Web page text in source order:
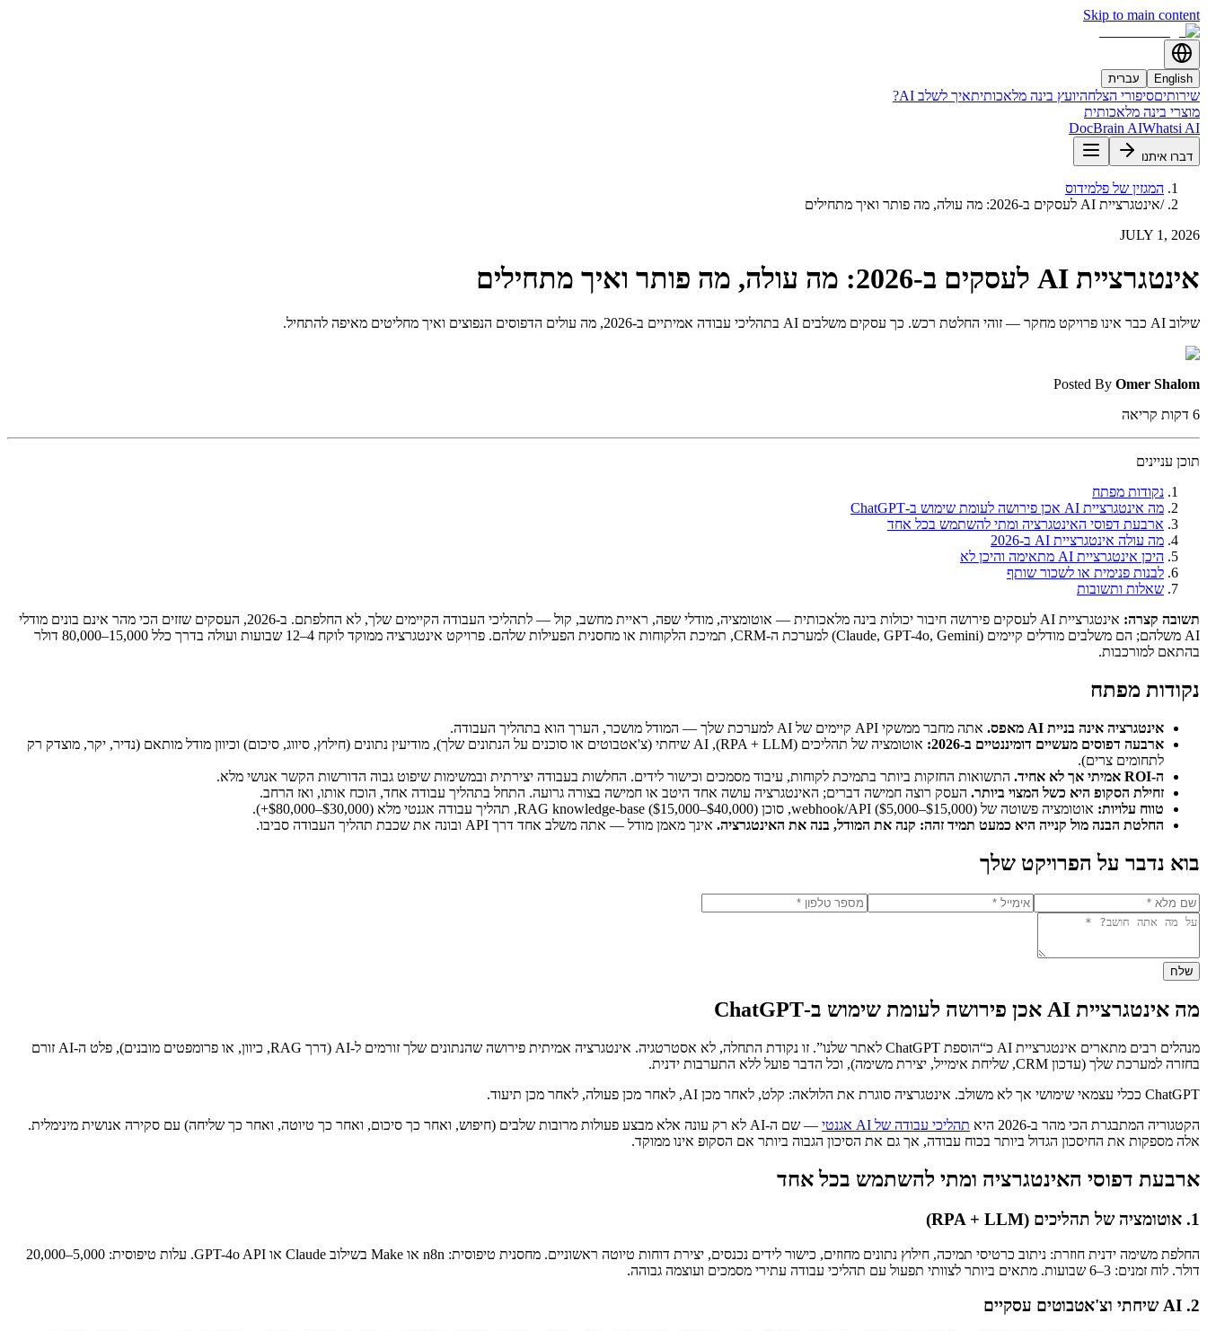
Skip to main content
English עברית
שירותיםסיפורי הצלחהיועץ בינה מלאכותיתאיך לשלב AI?
מוצרי בינה מלאכותית
DocBrain AIWhatsi AI
דברו איתנו
המגזין של פלמידוס
/אינטגרציית AI לעסקים ב-2026: מה עולה, מה פותר ואיך מתחילים
JULY 1, 2026
אינטגרציית AI לעסקים ב-2026: מה עולה, מה פותר ואיך מתחילים
שילוב AI כבר אינו פרויקט מחקר — זוהי החלטת רכש. כך עסקים משלבים AI בתהליכי עבודה אמיתיים ב-2026, מה עולים הדפוסים הנפוצים ואיך מחליטים מאיפה להתחיל.
Posted By Omer Shalom
6 דקות קריאה
תוכן עניינים
נקודות מפתח
מה אינטגרציית AI אכן פירושה לעומת שימוש ב-ChatGPT
ארבעת דפוסי האינטגרציה ומתי להשתמש בכל אחד
מה עולה אינטגרציית AI ב-2026
היכן אינטגרציית AI מתאימה והיכן לא
לבנות פנימית או לשכור שותף
שאלות ותשובות
תשובה קצרה:
אינטגרציית AI לעסקים פירושה חיבור יכולות בינה מלאכותית — אוטומציה, מודלי שפה, ראיית מחשב, קול — לתהליכי העבודה הקיימים שלך, לא החלפתם. ב-2026, העסקים שזזים הכי מהר אינם בונים מודלי
AI משלהם; הם משלבים מודלים קיימים (Claude, GPT-4o, Gemini) למערכת ה-CRM, תמיכת הלקוחות או מחסנית הפעילות שלהם. פרויקט אינטגרציה ממוקד לוקח 4–12 שבועות ועולה בדרך כלל 15,000–80,000 דולר
בהתאם למורכבות.
נקודות מפתח
אינטגרציה אינה בניית AI מאפס.
אתה מחבר ממשקי API קיימים של AI למערכת שלך — המודל מושכר, הערך הוא בתהליך העבודה.
ארבעה דפוסים מעשיים דומיננטיים ב-2026:
אוטומציה של תהליכים (RPA + LLM), AI שיחתי (צ'אטבוטים או סוכנים על הנתונים שלך), מודיעין נתונים (חילוץ, סיווג, סיכום) וכיוון מודל מותאם (נדיר, יקר, מוצדק רק
לתחומים צרים).
ה-ROI אמיתי אך לא אחיד.
התשואות החזקות ביותר בתמיכת לקוחות, עיבוד מסמכים וכישור לידים. החלשות בעבודה יצירתית ובמשימות שיפוט גבוה הדורשות הקשר אנושי מלא.
זחילת הסקופ היא כשל המצוי ביותר. העסק רוצה חמישה דברים; האינטגרציה עושה אחד היטב או חמישה בצורה גרועה. התחל בתהליך עבודה אחד, הוכח אותו, ואז הרחב.
טווח עלויות: אוטומציה פשוטה של webhook/API ($5,000–$15,000), סוכן RAG knowledge-base ($15,000–$40,000), תהליך עבודה אגנטי מלא ($30,000–$80,000+).
החלטת הבנה מול קנייה היא כמעט תמיד זהה: קנה את המודל, בנה את האינטגרציה. אינך מאמן מודל — אתה משלב אחד דרך API ובונה את שכבת תהליך העבודה סביבו.
בוא נדבר על הפרויקט שלך
שלח
מה אינטגרציית AI אכן פירושה לעומת שימוש ב-ChatGPT
מנהלים רבים מתארים אינטגרציית AI כ“הוספת ChatGPT לאתר שלנו”. זו נקודת התחלה, לא אסטרטגיה. אינטגרציה אמיתית פירושה שהנתונים שלך זורמים ל-AI (דרך RAG, כיוון, או פרומפטים מובנים), פלט ה-AI זורם
בחזרה למערכת שלך (עדכון CRM, שליחת אימייל, יצירת משימה), וכל הדבר פועל ללא התערבות ידנית.
ChatGPT ככלי עצמאי שימושי אך לא משולב. אינטגרציה סוגרת את הלולאה: קלט, לאחר מכן AI, לאחר מכן פעולה, לאחר מכן תיעוד.
הקטגוריה המתבגרת הכי מהר ב-2026 היא
תהליכי עבודה של AI אגנטי
— שם ה-AI לא רק עונה אלא מבצע פעולות מרובות שלבים (חיפוש, ואחר כך סיכום, ואחר כך טיוטה, ואחר כך שליחה) עם סקירה אנושית מינימלית.
אלה מספקות את החיסכון הגדול ביותר בכוח עבודה, אך גם את הסיכון הגבוה ביותר אם הסקופ אינו ממוקד.
ארבעת דפוסי האינטגרציה ומתי להשתמש בכל אחד
1. אוטומציה של תהליכים (RPA + LLM)
החלפת משימה ידנית חוזרת: ניתוב כרטיסי תמיכה, חילוץ נתונים מחוזים, כישור לידים נכנסים, יצירת דוחות טיוטה ראשוניים. מחסנית טיפוסית: n8n או Make בשילוב Claude או GPT-4o API. עלות טיפוסית: 5,000–20,000
דולר. לוח זמנים: 3–6 שבועות. מתאים ביותר לצוותי תפעול עם תהליכי עבודה עתירי מסמכים ועוצמה גבוהה.
2. AI שיחתי וצ'אטבוטים עסקיים